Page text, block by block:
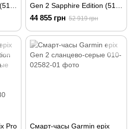
Gen 2 Sapphire Edition (51
мм) титановые с ремешком
44 855 грн 52 919 грн
Pro
Смарт-часы Garmin epix